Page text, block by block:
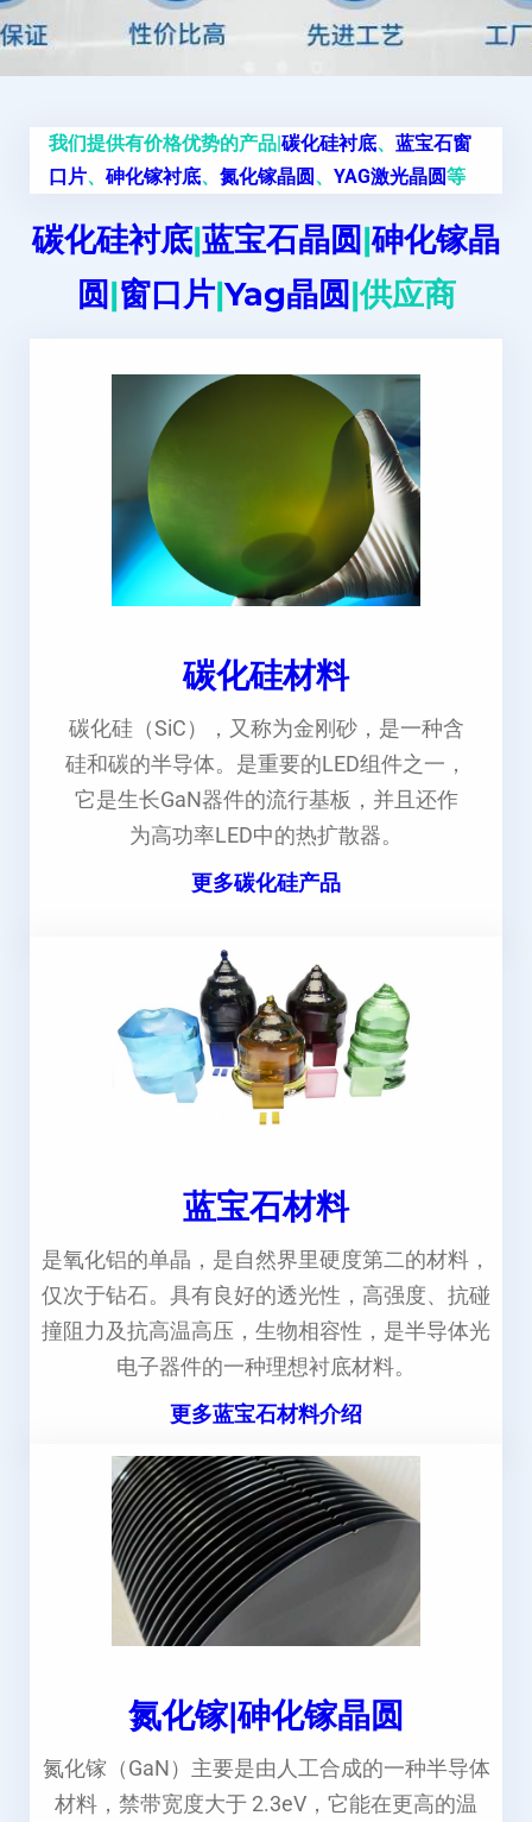
我们提供有价格优势的产品|碳化硅衬底、 蓝宝石窗
口片、 砷化镓衬底、 氮化镓晶圆、 YAG激光晶圆等
碳化硅衬底|蓝宝石晶圆|砷化镓晶
圆|窗口片|Yag晶圆|供应商
碳化硅材料
碳化硅（SiC），又称为金刚砂，是一种含
硅和碳的半导体。是重要的LED组件之一，
它是生长GaN器件的流行基板，并且还作
为高功率LED中的热扩散器。
更多碳化硅产品
蓝宝石材料
是氧化铝的单晶，是自然界里硬度第二的材料，
仅次于钻石。具有良好的透光性，高强度、抗碰
撞阻力及抗高温高压，生物相容性，是半导体光
电子器件的一种理想衬底材料。
更多蓝宝石材料介绍
氮化镓|砷化镓晶圆
氮化镓（GaN）主要是由人工合成的一种半导体
材料，禁带宽度大于 2.3eV，它能在更高的温